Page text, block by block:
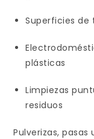
Superficies de
plásticas
Limpiezas
residuos
Pulverizas,